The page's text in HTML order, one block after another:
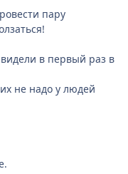
пару
видели в первый раз в
не надо у людей